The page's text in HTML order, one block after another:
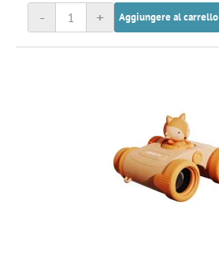
+
- Aggiungere al carrello